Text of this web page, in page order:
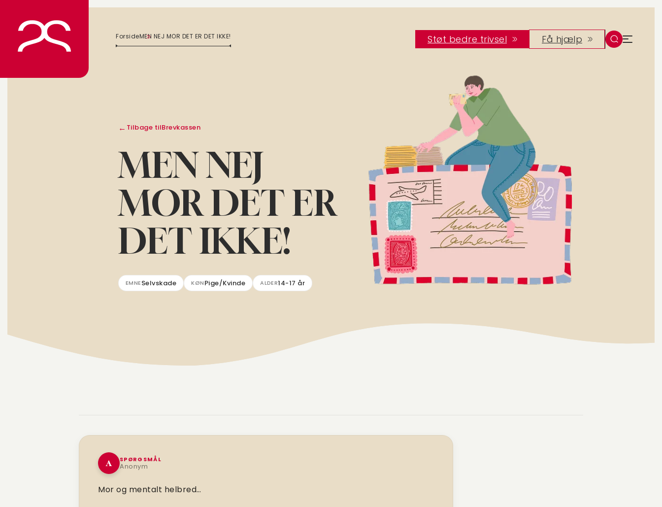
indhold
ForsideMEN NEJ MOR DET ER DET IKKE! Støt bedre trivsel Få hjælp
Tilbage tilBrevkassen
MEN NEJ
MOR DET ER
DET IKKE!
EMNESelvskade KØNPige/Kvinde ALDER14-17 år
A SPØRGSMÅL
Anonym
Mor og mentalt helbred…